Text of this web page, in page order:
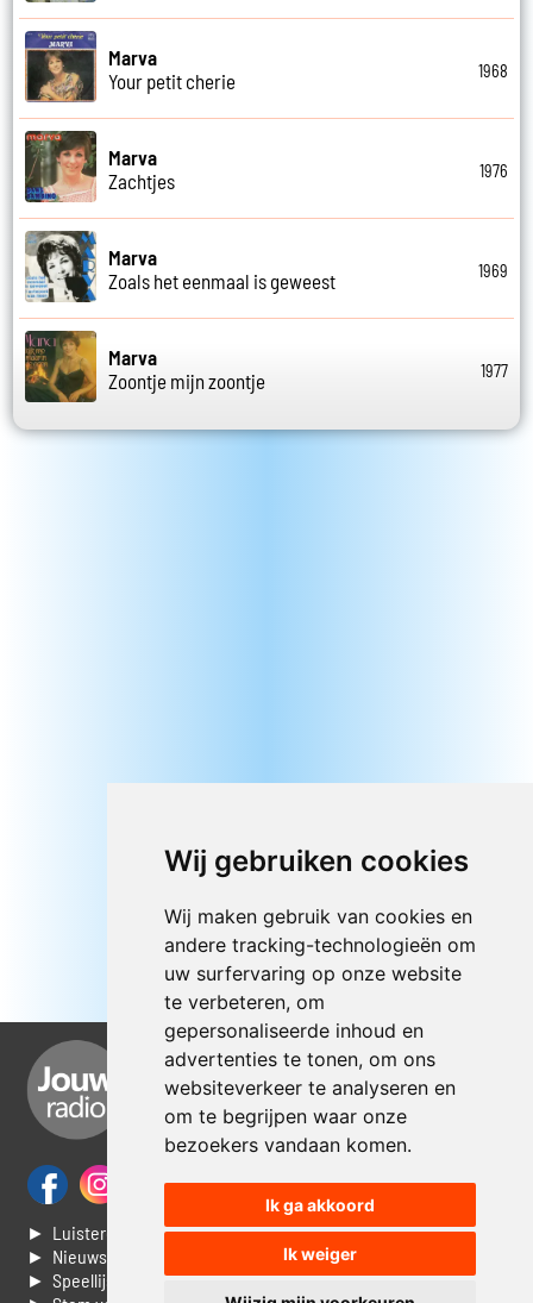
Wij gebruiken cookies
Wij maken gebruik van cookies en
andere tracking-technologieën om
uw surfervaring op onze website
te verbeteren, om
gepersonaliseerde inhoud en
advertenties te tonen, om ons
websiteverkeer te analyseren en
om te begrijpen waar onze
bezoekers vandaan komen.
Ik ga akkoord
Ik weiger
Marva
Your petit cherie
1968
Marva
Zachtjes
1976
Marva
Zoals het eenmaal is geweest
1969
Marva
Zoontje mijn zoontje
1977
► Luisteren naar Jouwradio
► Nieuws
► Speellijst